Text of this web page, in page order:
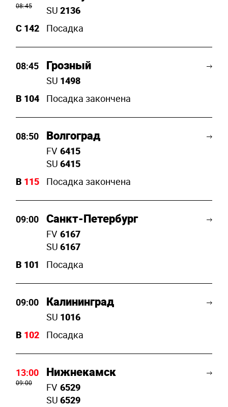
08:45 SU 2136
C 142 Посадка
08:45 Грозный
SU 1498
B 104 Посадка закончена
08:50 Волгоград
FV 6415
SU 6415
B 115 Посадка закончена
09:00 Санкт-Петербург
FV 6167
SU 6167
B 101 Посадка
09:00 Калининград
SU 1016
B 102 Посадка
13:00
09:00
Нижнекамск
FV 6529
SU 6529